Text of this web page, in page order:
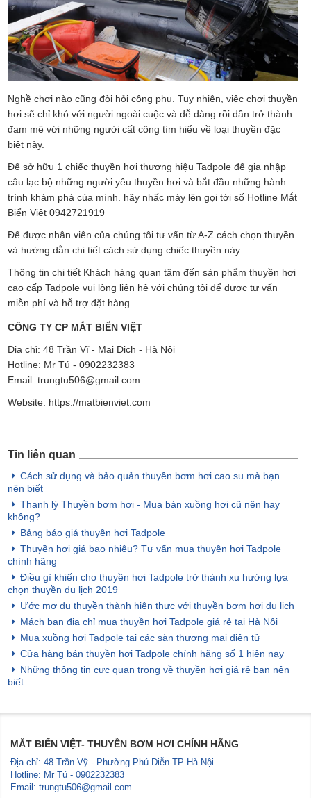
Nghề chơi nào cũng đòi hỏi công phu. Tuy nhiên, việc chơi thuyền
hơi sẽ chỉ khó với người ngoài cuộc và dễ dàng rồi dần trở thành
đam mê với những người cất công tìm hiểu về loại thuyền đặc
biệt này.
Để sở hữu 1 chiếc thuyền hơi thương hiệu Tadpole để gia nhập
câu lạc bộ những người yêu thuyền hơi và bắt đầu những hành
trình khám phá của mình. hãy nhấc máy lên gọi tới số Hotline Mắt
Biển Việt 0942721919
Để được nhân viên của chúng tôi tư vấn từ A-Z cách chọn thuyền
và hướng dẫn chi tiết cách sử dụng chiếc thuyền này
Thông tin chi tiết Khách hàng quan tâm đến sản phẩm thuyền hơi
cao cấp Tadpole vui lòng liên hệ với chúng tôi để được tư vấn
miễn phí và hỗ trợ đặt hàng
CÔNG TY CP MẮT BIỂN VIỆT
Địa chỉ: 48 Trần Vĩ - Mai Dịch - Hà Nội
Hotline: Mr Tú - 0902232383
Email: trungtu506@gmail.com
Website: https://matbienviet.com
Tin liên quan
Cách sử dụng và bảo quản thuyền bơm hơi cao su mà bạn
nên biết
Thanh lý Thuyền bơm hơi - Mua bán xuồng hơi cũ nên hay
không?
Bảng báo giá thuyền hơi Tadpole
Thuyền hơi giá bao nhiêu? Tư vấn mua thuyền hơi Tadpole
chính hãng
Điều gì khiến cho thuyền hơi Tadpole trở thành xu hướng lựa
chọn thuyền du lịch 2019
Ước mơ du thuyền thành hiện thực với thuyền bơm hơi du lịch
Mách bạn địa chỉ mua thuyền hơi Tadpole giá rẻ tại Hà Nội
Mua xuồng hơi Tadpole tại các sàn thương mại điện tử
Cửa hàng bán thuyền hơi Tadpole chính hãng số 1 hiện nay
Những thông tin cực quan trọng về thuyền hơi giá rẻ bạn nên
biết
MẮT BIỂN VIỆT- THUYỀN BƠM HƠI CHÍNH HÃNG
Địa chỉ: 48 Trần Vỹ - Phường Phú Diễn-TP Hà Nội
Hotline: Mr Tú - 0902232383
Email: trungtu506@gmail.com